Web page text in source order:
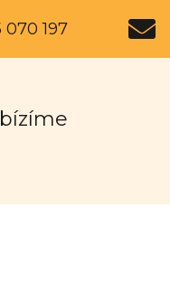
070 197